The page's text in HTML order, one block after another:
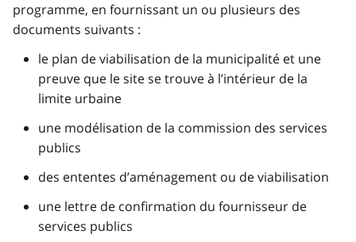
programme, en fournissant un ou plusieurs des
documents suivants :
le plan de viabilisation de la municipalité et une
preuve que le site se trouve à l’intérieur de la
limite urbaine
une modélisation de la commission des services
publics
des ententes d’aménagement ou de viabilisation
une lettre de confirmation du fournisseur de
services publics